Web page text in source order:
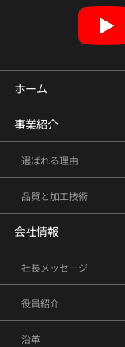
ホーム
事業紹介
選ばれる理由
品質と加工技術
会社情報
社長メッセージ
役員紹介
沿革